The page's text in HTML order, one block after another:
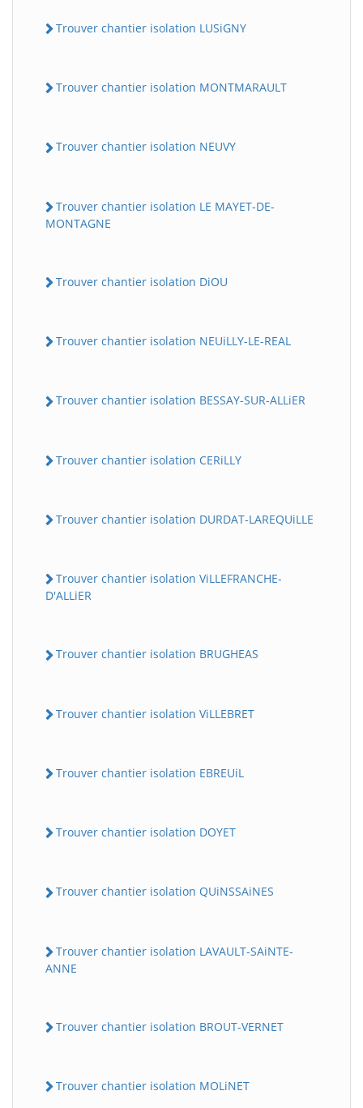
Trouver chantier isolation LUSiGNY
Trouver chantier isolation MONTMARAULT
Trouver chantier isolation NEUVY
Trouver chantier isolation LE MAYET-DE-
MONTAGNE
Trouver chantier isolation DiOU
Trouver chantier isolation NEUiLLY-LE-REAL
Trouver chantier isolation BESSAY-SUR-ALLiER
Trouver chantier isolation CERiLLY
Trouver chantier isolation DURDAT-LAREQUiLLE
Trouver chantier isolation ViLLEFRANCHE-
D'ALLiER
Trouver chantier isolation BRUGHEAS
Trouver chantier isolation ViLLEBRET
Trouver chantier isolation EBREUiL
Trouver chantier isolation DOYET
Trouver chantier isolation QUiNSSAiNES
Trouver chantier isolation LAVAULT-SAiNTE-
ANNE
Trouver chantier isolation BROUT-VERNET
Trouver chantier isolation MOLiNET